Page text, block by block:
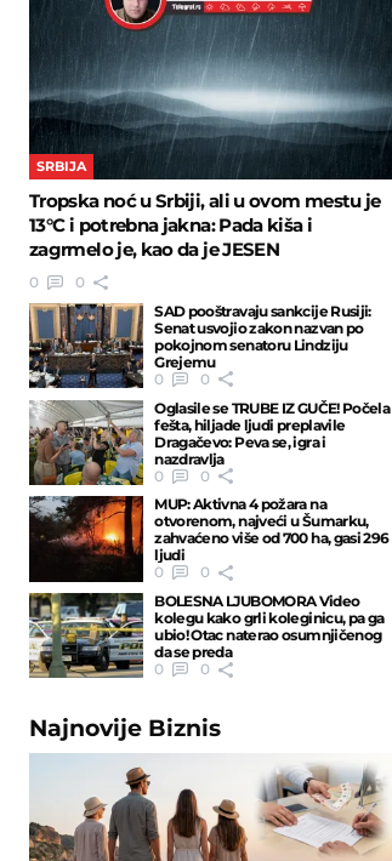
SRBIJA
Tropska noć u Srbiji, ali u ovom mestu je
13°C i potrebna jakna: Pada kiša i
zagrmelo je, kao da je JESEN
0
0
SAD pooštravaju sankcije Rusiji:
Senat usvojio zakon nazvan po
pokojnom senatoru Lindziju
Grejemu
0
0
Oglasile se TRUBE IZ GUČE! Počela
fešta, hiljade ljudi preplavile
Dragačevo: Peva se, igra i
nazdravlja
0
0
MUP: Aktivna 4 požara na
otvorenom, najveći u Šumarku,
zahvaćeno više od 700 ha, gasi 296
ljudi
0
0
BOLESNA LJUBOMORA Video
kolegu kako grli koleginicu, pa ga
ubio! Otac naterao osumnjičenog
da se preda
0
0
Najnovije Biznis